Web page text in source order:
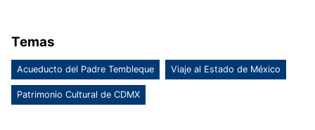
Temas
Acueducto del Padre Tembleque Viaje al Estado de México
Patrimonio Cultural de CDMX